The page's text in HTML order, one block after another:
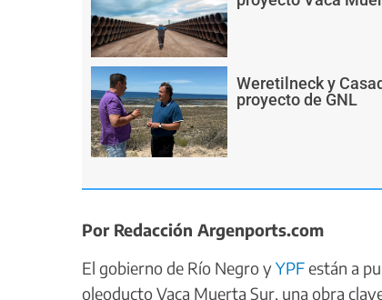
Weretilneck y
proyecto de GNL
Por Redacción Argenports.com
El gobierno de Río Negro yYPF están a
oleoducto Vaca Muerta Sur, una obra